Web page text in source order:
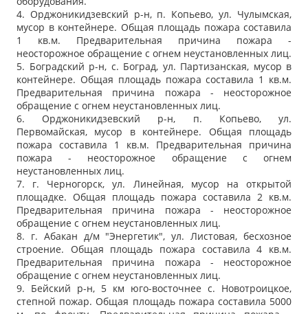
4. Орджоникидзевский р-н, п. Копьево, ул. Чулымская,
мусор в контейнере. Общая площадь пожара составила
1 кв.м. Предварительная причина пожара -
неосторожное обращение с огнем неустановленных лиц.
5. Боградский р-н, с. Боград, ул. Партизанская, мусор в
контейнере. Общая площадь пожара составила 1 кв.м.
Предварительная причина пожара - неосторожное
обращение с огнем неустановленных лиц.
6. Орджоникидзевский р-н, п. Копьево, ул.
Первомайская, мусор в контейнере. Общая площадь
пожара составила 1 кв.м. Предварительная причина
пожара - неосторожное обращение с огнем
неустановленных лиц.
7. г. Черногорск, ул. Линейная, мусор на открытой
площадке. Общая площадь пожара составила 2 кв.м.
Предварительная причина пожара - неосторожное
обращение с огнем неустановленных лиц.
8. г. Абакан д/м "Энергетик", ул. Листовая, бесхозное
строение. Общая площадь пожара составила 4 кв.м.
Предварительная причина пожара - неосторожное
обращение с огнем неустановленных лиц.
9. Бейский р-н, 5 км юго-восточнее с. Новотроицкое,
степной пожар. Общая площадь пожара составила 5000